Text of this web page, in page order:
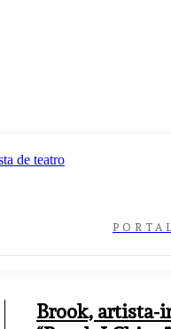
Brook, artista-